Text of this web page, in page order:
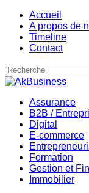
Accueil
A propos de
Timeline
Contact
Assurance
B2B /
Digital
E-commerce
Formation
Gestion et
Immobilier